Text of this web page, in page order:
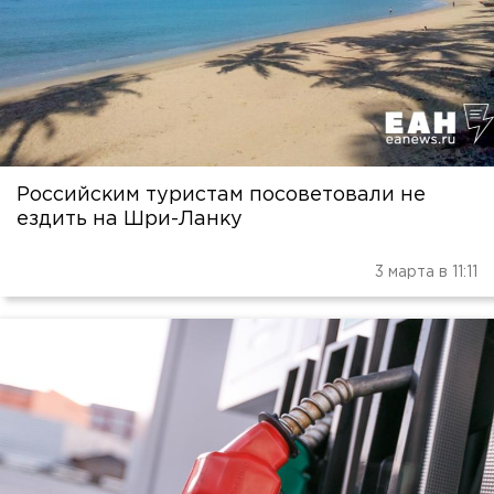
Российским туристам посоветовали не
ездить на Шри-Ланку
3 марта в 11:11